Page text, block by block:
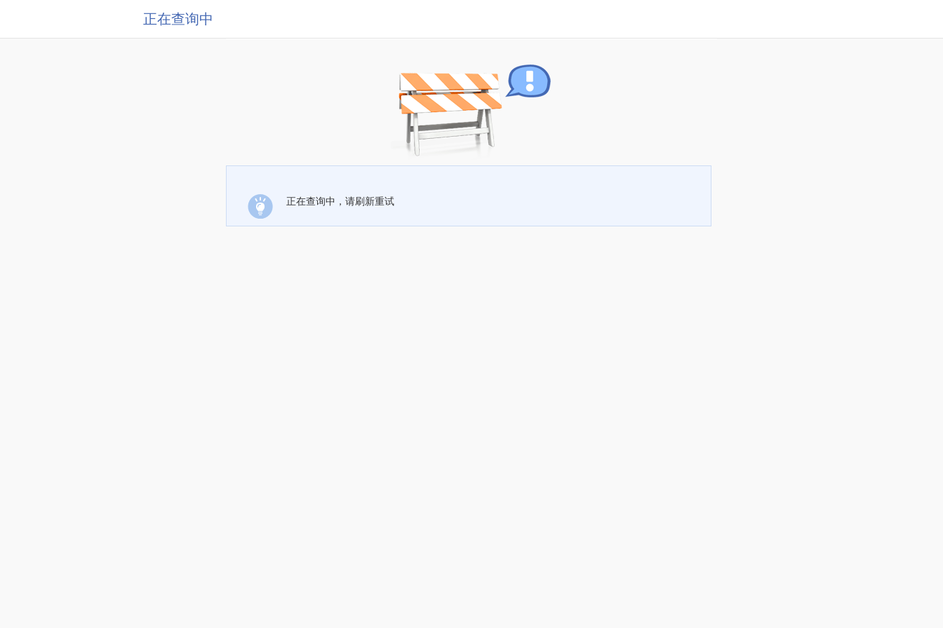
正在查询中
正在查询中，请刷新重试